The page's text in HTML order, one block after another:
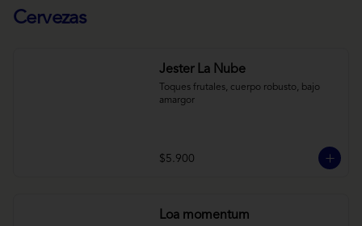
Cervezas
Jester La Nube
Toques frutales, cuerpo robusto, bajo
amargor
$5.900
Loa momentum